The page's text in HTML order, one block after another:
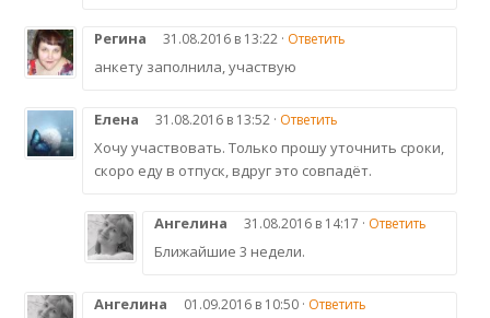
Регина 31.08.2016 в 13:22 · Ответить
анкету заполнила, участвую
Елена 31.08.2016 в 13:52 · Ответить
Хочу участвовать. Только прошу уточнить сроки,
скоро еду в отпуск, вдруг это совпадёт.
Ангелина 31.08.2016 в 14:17 · Ответить
Ближайшие 3 недели.
Ангелина 01.09.2016 в 10:50 · Ответить